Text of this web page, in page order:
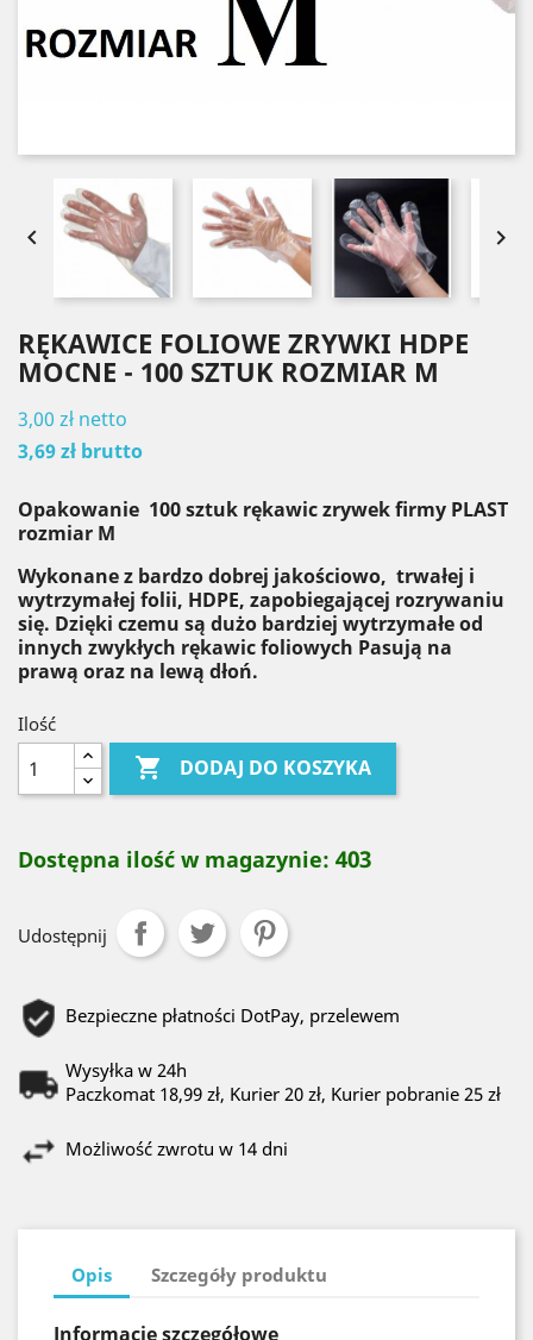
 
RĘKAWICE FOLIOWE ZRYWKI HDPE
MOCNE - 100 SZTUK ROZMIAR M
3,00 zł netto
3,69 zł brutto
Opakowanie 100 sztuk rękawic zrywek firmy PLAST
rozmiar M
Wykonane z bardzo dobrej jakościowo, trwałej i
wytrzymałej folii, HDPE, zapobiegającej rozrywaniu
się. Dzięki czemu są dużo bardziej wytrzymałe od
innych zwykłych rękawic foliowych Pasują na
prawą oraz na lewą dłoń.
Ilość
 DODAJ DO KOSZYKA
Dostępna ilość w magazynie: 403
Udostępnij
Bezpieczne płatności DotPay, przelewem
Wysyłka w 24h
Paczkomat 18,99 zł, Kurier 20 zł, Kurier pobranie 25 zł
Możliwość zwrotu w 14 dni
Opis Szczegóły produktu
Informacje szczegółowe